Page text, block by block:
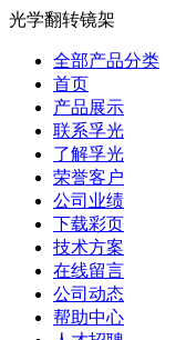
光学翻转镜架
全部产品分类
首页
产品展示
联系孚光
了解孚光
荣誉客户
公司业绩
下载彩页
技术方案
在线留言
公司动态
帮助中心